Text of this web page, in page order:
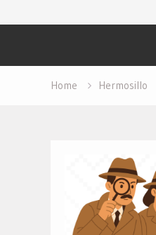
Home Hermosillo